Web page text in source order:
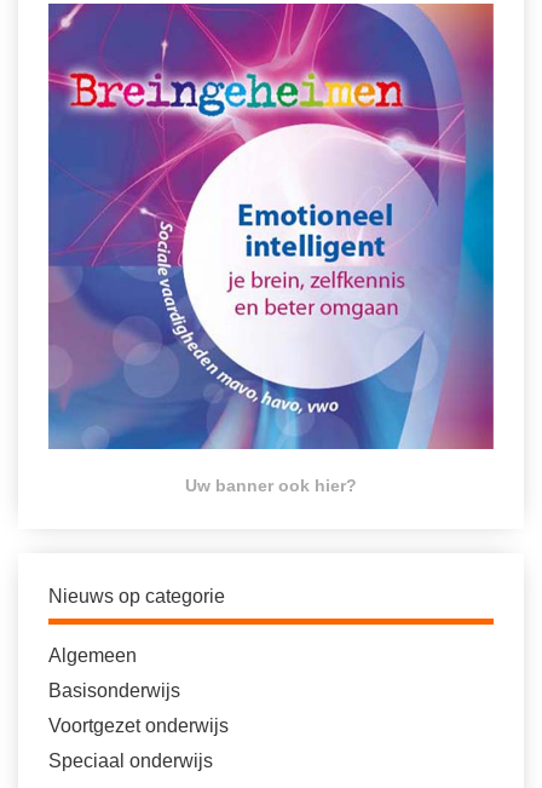
Uw banner ook hier?
Nieuws op categorie
Algemeen
Basisonderwijs
Voortgezet onderwijs
Speciaal onderwijs